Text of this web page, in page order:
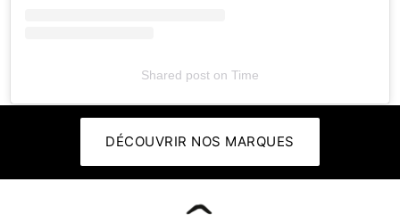
Shared poston Time
DÉCOUVRIR NOS MARQUES